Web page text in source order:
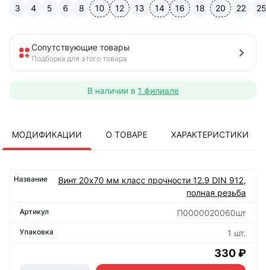
3 4 5 6 8 10 12 13 14 16 18 20 22 25
Сопутствующие товары
Подборка для этого товара
В наличии в 1 филиале
МОДИФИКАЦИИ О ТОВАРЕ ХАРАКТЕРИСТИКИ
Винт 20х70 мм класс прочности 12.9 DIN 912,
полная резьба
П0000020060шт
1 шт.
330 ₽